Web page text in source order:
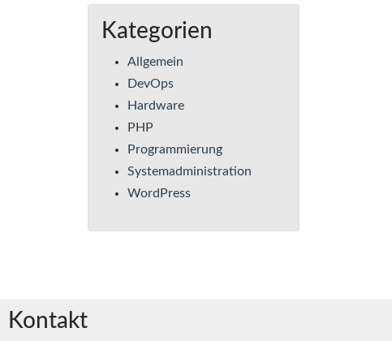
Kategorien
Allgemein
DevOps
Hardware
PHP
Programmierung
Systemadministration
WordPress
Kontakt